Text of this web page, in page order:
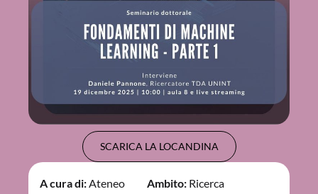
SCARICA LA LOCANDINA
A cura di:Ateneo Ambito: Ricerca